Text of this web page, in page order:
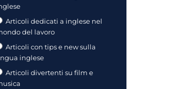
Articoli dedicati a inglese nel
del lavoro
Articoli con tips e new sulla
inglese
Articoli divertenti su film e